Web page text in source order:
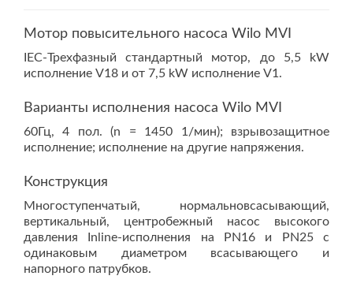
Мотор повысительного насоса Wilo MVI
IEC-Трехфазный стандартный мотор, до 5,5 kW
исполнение V18 и от 7,5 kW исполнение V1.
Варианты исполнения насоса Wilo MVI
60Гц, 4 пол. (n = 1450 1/мин); взрывозащитное
исполнение; исполнение на другие напряжения.
Конструкция
Многоступенчатый, нормальновсасывающий,
вертикальный, центробежный насос высокого
давления Inline-исполнения на PN16 и PN25 с
одинаковым диаметром всасывающего и
напорного патрубков.